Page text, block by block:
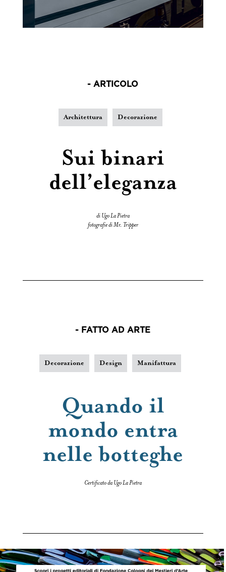
- ARTICOLO
Architettura Decorazione
Sui binari
dell’eleganza
di Ugo La Pietra
fotografie di Mr. Tripper
- FATTO AD ARTE
Decorazione Design Manifattura
Quando il
mondo entra
nelle botteghe
Certificato da Ugo La Pietra